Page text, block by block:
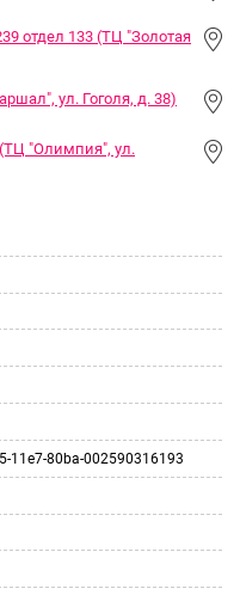
отдел 133 (ТЦ "Золотая
ул. Гоголя, д. 38)
"Олимпия", ул.
11e7-80ba-002590316193